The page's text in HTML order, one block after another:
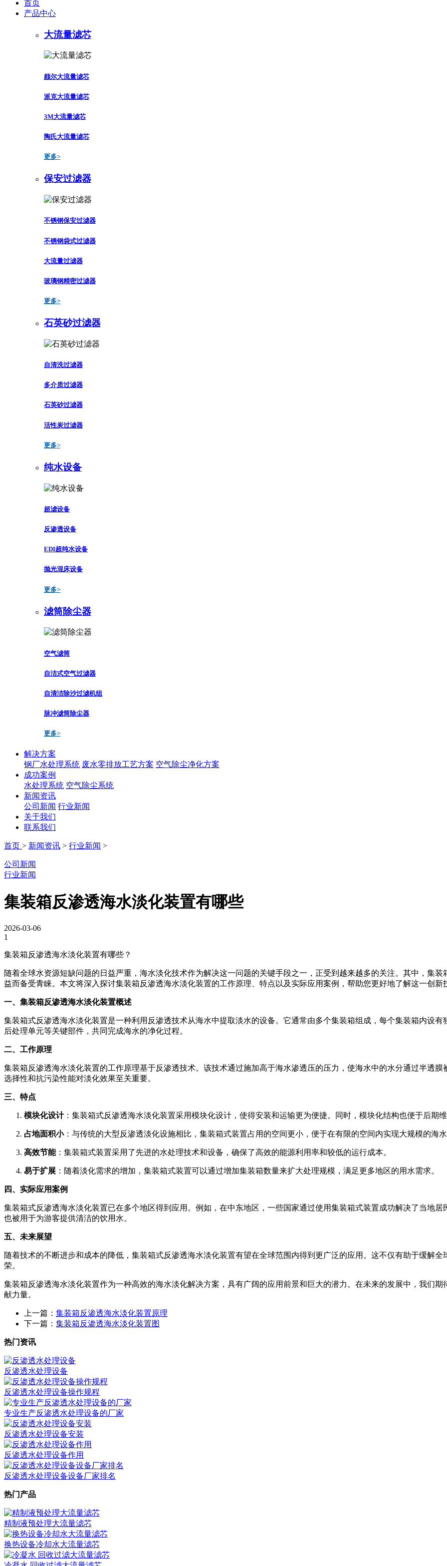
首页
产品中心
大流量滤芯
颇尔大流量滤芯
派克大流量滤芯
3M大流量滤芯
陶氏大流量滤芯
更多>
保安过滤器
不锈钢保安过滤器
不锈钢袋式过滤器
大流量过滤器
玻璃钢精密过滤器
更多>
石英砂过滤器
自清洗过滤器
多介质过滤器
石英砂过滤器
活性炭过滤器
更多>
纯水设备
超滤设备
反渗透设备
EDI超纯水设备
抛光混床设备
更多>
滤筒除尘器
空气滤筒
自洁式空气过滤器
自清洁除沙过滤机组
脉冲滤筒除尘器
更多>
解决方案
钢厂水处理系统 废水零排放工艺方案 空气除尘净化方案
成功案例
水处理系统 空气除尘系统
新闻资讯
公司新闻 行业新闻
关于我们
联系我们
首页 > 新闻资讯 > 行业新闻 >
公司新闻
行业新闻
集装箱反渗透海水淡化装置有哪些
2026-03-06
1
集装箱反渗透海水淡化装置有哪些？
随着全球水资源短缺问题的日益严重，海水淡化技术作为解决这一问题的关键手段之一，正受到越来越多的关注。其中，集
益而备受青睐。本文将深入探讨集装箱反渗透海水淡化装置的工作原理、特点以及实际应用案例，帮助您更好地了解这一创新
一、集装箱反渗透海水淡化装置概述
集装箱式反渗透海水淡化装置是一种利用反渗透技术从海水中提取淡水的设备。它通常由多个集装箱组成，每个集装箱内设
后处理单元等关键部件，共同完成海水的净化过程。
二、工作原理
集装箱反渗透海水淡化装置的工作原理基于反渗透技术。该技术通过施加高于海水渗透压的压力，使海水中的水分通过半透
选择性和抗污染性能对淡化效果至关重要。
三、特点
模块化设计：集装箱式反渗透海水淡化装置采用模块化设计，使得安装和运输更为便捷。同时，模块化结构也便于后期
占地面积小：与传统的大型反渗透淡化设施相比，集装箱式装置占用的空间更小，便于在有限的空间内实现大规模的海
高效节能：集装箱式装置采用了先进的水处理技术和设备，确保了高效的能源利用率和较低的运行成本。
易于扩展 ：随着淡化需求的增加，集装箱式装置可以通过增加集装箱数量来扩大处理规模，满足更多地区的用水需求。
四、实际应用案例
集装箱式反渗透海水淡化装置已在多个地区得到应用。例如，在中东地区，一些国家通过使用集装箱式装置成功解决了当地
也被用于为游客提供清洁的饮用水。
五、未来展望
随着技术的不断进步和成本的降低，集装箱式反渗透海水淡化装置有望在全球范围内得到更广泛的应用。这不仅有助于缓解
荣。
集装箱反渗透海水淡化装置作为一种高效的海水淡化解决方案，具有广阔的应用前景和巨大的潜力。在未来的发展中，我们
献力量。
上一篇： 集装箱反渗透海水淡化装置原理
下一篇： 集装箱反渗透海水淡化装置图
热门资讯
反渗透水处理设备
反渗透水处理设备操作规程
专业生产反渗透水处理设备的厂家
反渗透水处理设备安装
反渗透水处理设备作用
反渗透水处理设备设备厂家排名
热门产品
精制液预处理大流量滤芯
换热设备冷却水大流量滤芯